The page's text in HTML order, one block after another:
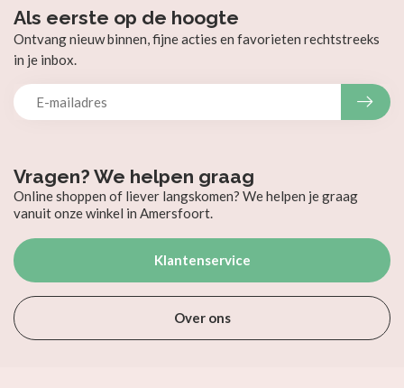
Vragen? We helpen graag
Online shoppen of liever langskomen? We helpen je graag
vanuit onze winkel in Amersfoort.
Klantenservice
Over ons
Als eerste op de hoogte
Ontvang nieuw binnen, fijne acties en favorieten rechtstreeks
in je inbox.